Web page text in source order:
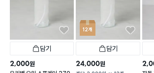
담기
2,000원
12개
담기
24,000원